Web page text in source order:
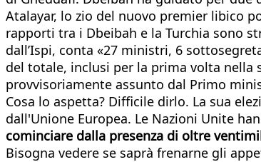
Atalayar, lo zio del nuovo premier libico
rapporti tra i Dbeibah e la Turchia sono
dall’Ispi, conta «27 ministri, 6
del totale, inclusi per la prima volta nella
provvisoriamente assunto dal Primo
Cosa lo aspetta? Difficile dirlo. La sua
dall'Unione Europea. Le Nazioni Unite
cominciare dalla presenza di oltre
Bisogna vedere se saprà frenarne gli